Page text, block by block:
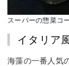
スーパーの惣菜コ
イタリア
海藻の一番人気